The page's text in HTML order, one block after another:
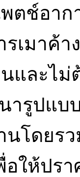
ตช์อาก
เมาค้า
และไม่
รูปแบ
นโดย
อให้ปร